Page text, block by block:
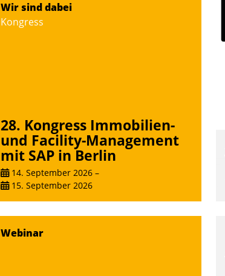
Wir sind dabei
Kongress
28. Kongress Immobilien-
und Facility-Management
mit SAP in Berlin
14. September 2026 –
15. September 2026
Webinar